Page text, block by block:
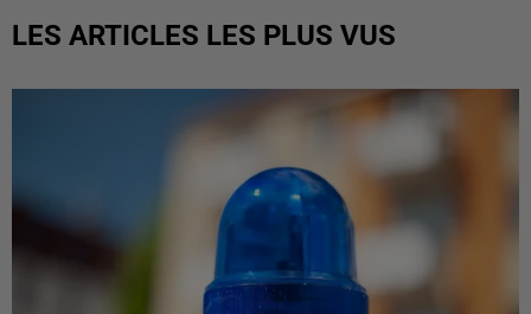
LES ARTICLES LES PLUS VUS